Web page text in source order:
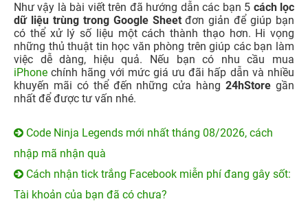
Như vậy là bài viết trên đã hướng dẫn các bạn 5 cách lọc
dữ liệu trùng trong Google Sheetđơn giản để giúp bạn
có thể xử lý số liệu một cách thành thạo hơn. Hi vọng
những thủ thuật tin học văn phòng trên giúp các bạn làm
việc dễ dàng, hiệu quả. Nếu bạn có nhu cầu mua
iPhone chính hãng với mức giá ưu đãi hấp dẫn và nhiều
khuyến mãi có thể đến những cửa hàng24hStore gần
nhất để được tư vấn nhé.
Code Ninja Legends mới nhất tháng 08/2026, cách
nhập mã nhận quà
Cách nhận tick trắng Facebook miễn phí đang gây sốt:
Tài khoản của bạn đã có chưa?